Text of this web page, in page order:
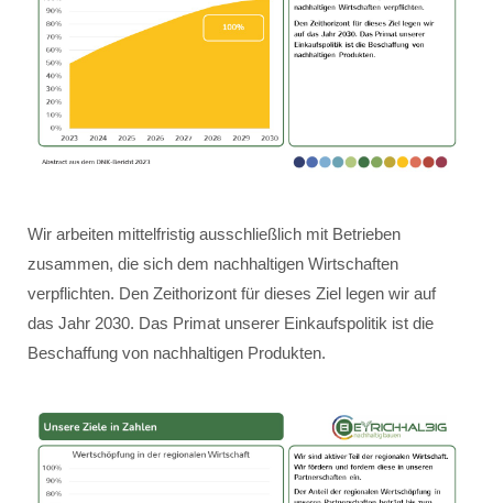
Wir arbeiten mittelfristig ausschließlich mit Betrieben
zusammen, die sich dem nachhaltigen Wirtschaften
verpflichten. Den Zeithorizont für dieses Ziel legen wir auf
das Jahr 2030. Das Primat unserer Einkaufspolitik ist die
Beschaffung von nachhaltigen Produkten.